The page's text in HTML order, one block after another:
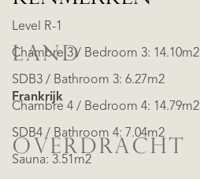
Level R-1
Chambre 3 / Bedroom 3: 14.10m2
SDB3 / Bathroom 3: 6.27m2
Chambre 4 / Bedroom 4: 14.79m2
SDB4 / Bathroom 4: 7.04m2
Sauna: 3.51m2
LAND
Frankrijk
OVERDRACHT